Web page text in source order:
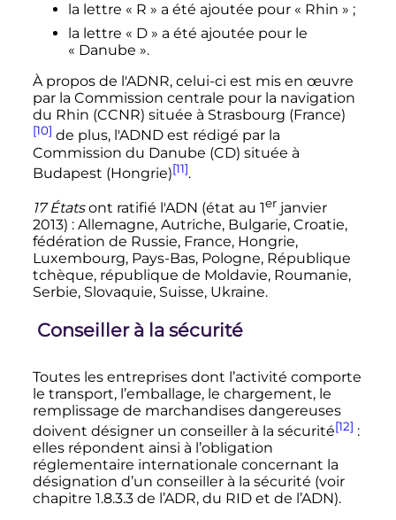
la lettre « R » a été ajoutée pour « Rhin » ;
la lettre « D » a été ajoutée pour le
« Danube ».
À propos de l'ADNR, celui-ci est mis en œuvre
par la Commission centrale pour la navigation
du Rhin (CCNR) située à Strasbourg (France)
[10] de plus, l'ADND est rédigé par la
Commission du Danube (CD) située à
Budapest (Hongrie)[11].
17 Étatsont ratifié l'ADN (état au 1er janvier
2013) : Allemagne, Autriche, Bulgarie, Croatie,
fédération de Russie, France, Hongrie,
Luxembourg, Pays-Bas, Pologne, République
tchèque, république de Moldavie, Roumanie,
Serbie, Slovaquie, Suisse, Ukraine.
Conseiller à la sécurité
Toutes les entreprises dont l’activité comporte
le transport, l’emballage, le chargement, le
remplissage de marchandises dangereuses
doivent désigner un conseiller à la sécurité[12] :
elles répondent ainsi à l’obligation
réglementaire internationale concernant la
désignation d’un conseiller à la sécurité (voir
chapitre 1.8.3.3 de l’ADR, du RID et de l’ADN).